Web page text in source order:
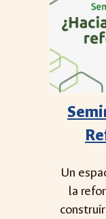
Un
la